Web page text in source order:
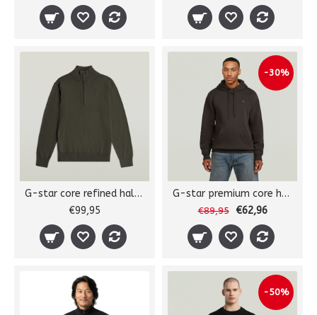
G-star core refined half zip
€99,95
-30%
G-star premium core hdd sw l/s
€89,95 €62,96
-50%